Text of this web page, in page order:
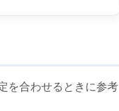
を合わせるときに参考